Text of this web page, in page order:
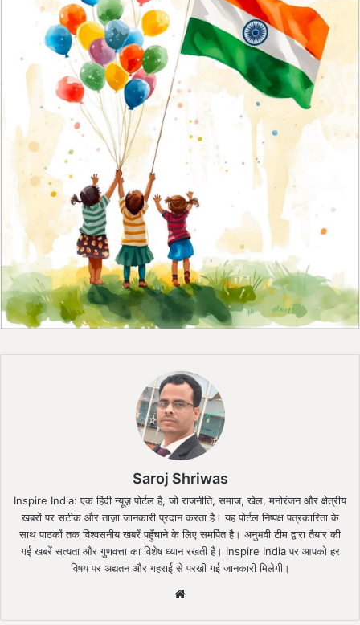
Saroj Shriwas
Inspire India: एक हिंदी न्यूज़ पोर्टल है, जो राजनीति, समाज, खेल, मनोरंजन और क्षेत्रीय
खबरों पर सटीक और ताज़ा जानकारी प्रदान करता है। यह पोर्टल निष्पक्ष पत्रकारिता के
साथ पाठकों तक विश्वसनीय खबरें पहुँचाने के लिए समर्पित है। अनुभवी टीम द्वारा तैयार की
गई खबरें सत्यता और गुणवत्ता का विशेष ध्यान रखती हैं। Inspire India पर आपको हर
विषय पर अद्यतन और गहराई से परखी गई जानकारी मिलेगी।